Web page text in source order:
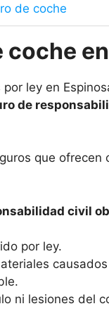
de coche
ley en
de
que
civil
por ley.
ni lesiones del